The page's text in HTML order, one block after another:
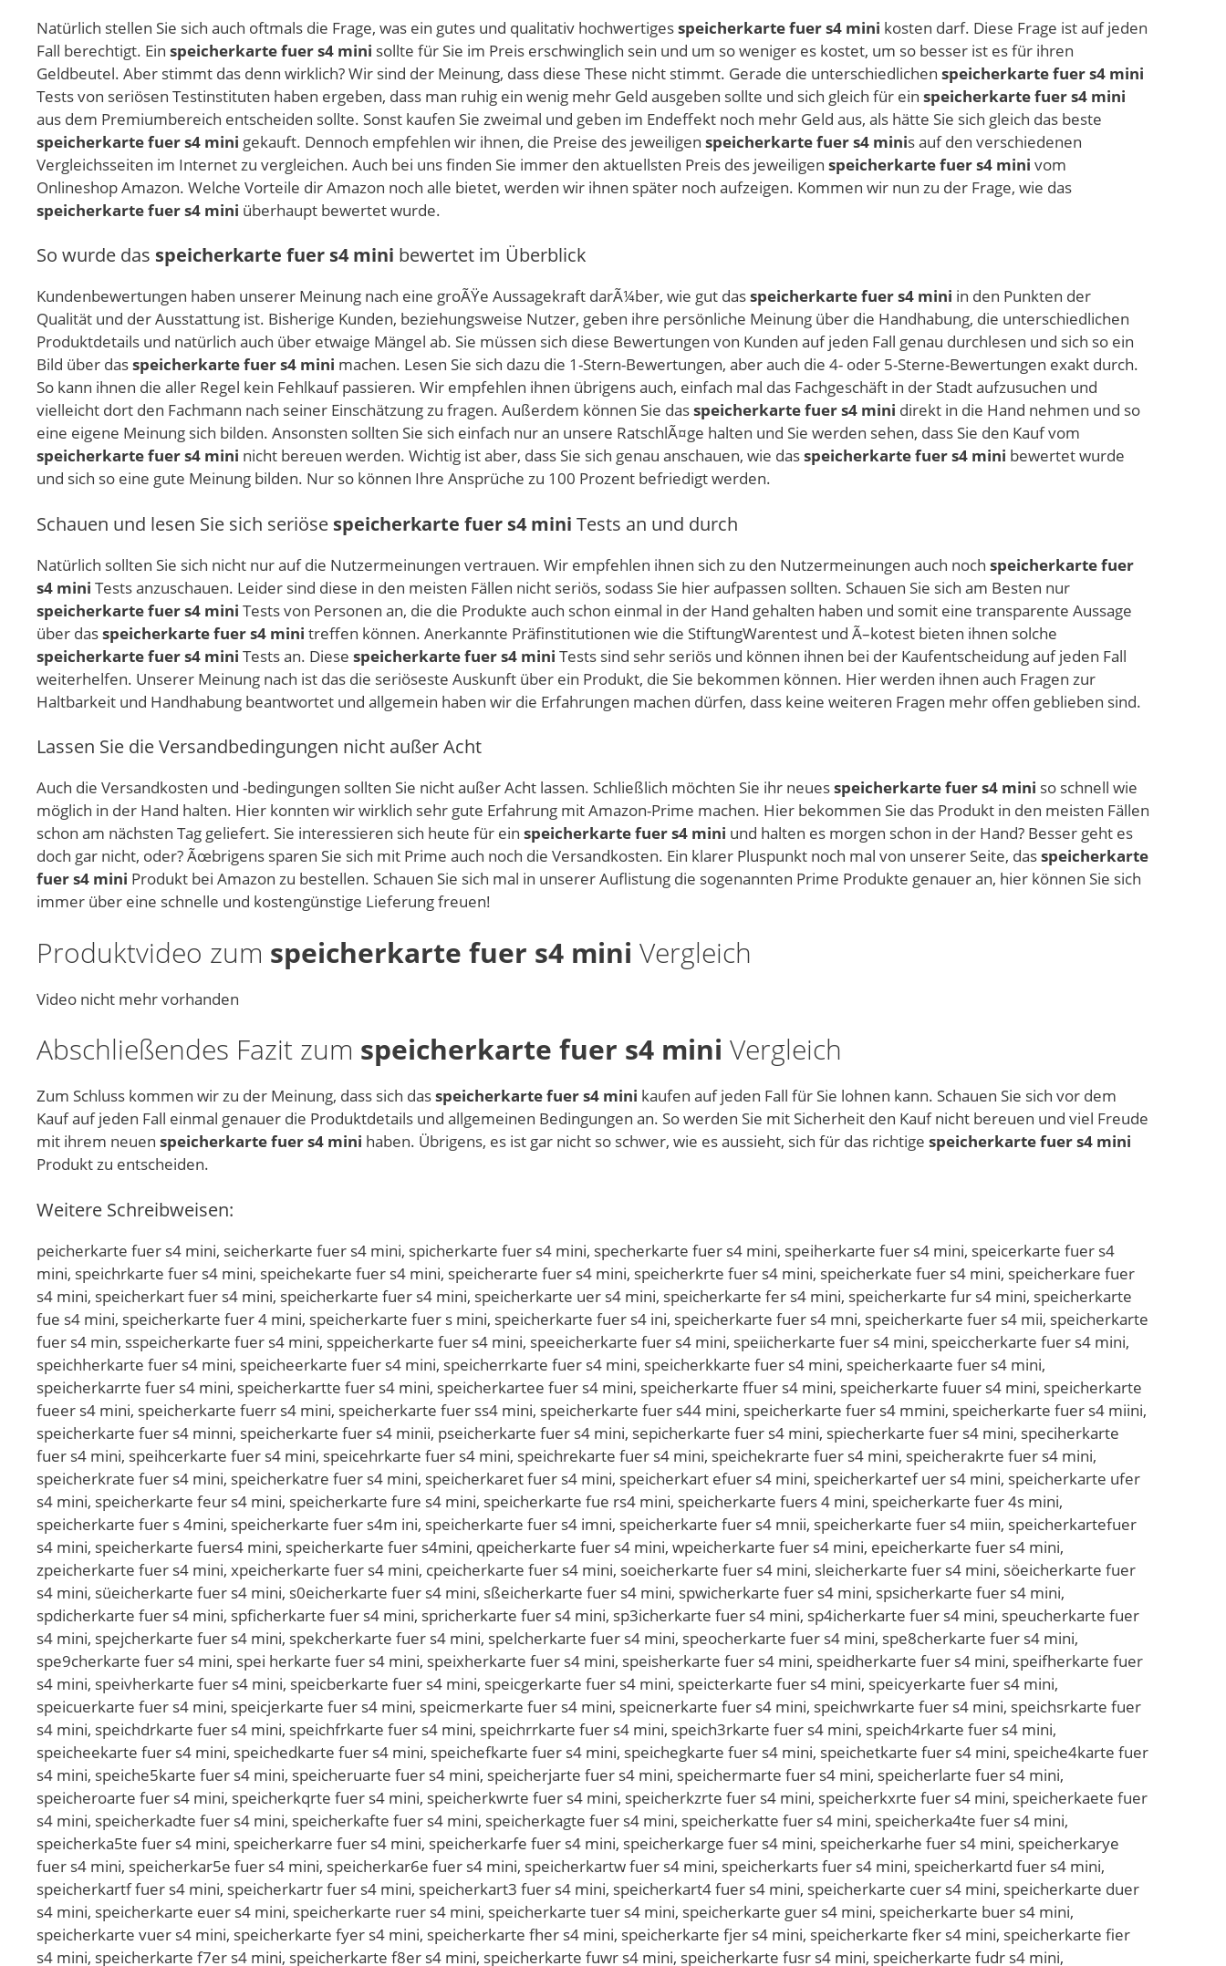
Natürlich stellen Sie sich auch oftmals die Frage, was ein gutes und qualitativ hochwertigesspeicherkarte fuer s4 mini kosten darf. Diese Frage ist auf jeden
Fall berechtigt. Ein speicherkarte fuer s4 mini sollte für Sie im Preis erschwinglich sein und um so weniger es kostet, um so besser ist es für ihren
Geldbeutel. Aber stimmt das denn wirklich? Wir sind der Meinung, dass diese These nicht stimmt. Gerade die unterschiedlichen speicherkarte fuer s4 mini
Tests von seriösen Testinstituten haben ergeben, dass man ruhig ein wenig mehr Geld ausgeben sollte und sich gleich für ein speicherkarte fuer s4 mini
aus dem Premiumbereich entscheiden sollte. Sonst kaufen Sie zweimal und geben im Endeffekt noch mehr Geld aus, als hätte Sie sich gleich das beste
speicherkarte fuer s4 mini gekauft. Dennoch empfehlen wir ihnen, die Preise des jeweiligen speicherkarte fuer s4 minis auf den verschiedenen
Vergleichsseiten im Internet zu vergleichen. Auch bei uns finden Sie immer den aktuellsten Preis des jeweiligen speicherkarte fuer s4 mini vom
Onlineshop Amazon. Welche Vorteile dir Amazon noch alle bietet, werden wir ihnen später noch aufzeigen. Kommen wir nun zu der Frage, wie das
speicherkarte fuer s4 mini überhaupt bewertet wurde.
So wurde das speicherkarte fuer s4 mini bewertet im Überblick
Kundenbewertungen haben unserer Meinung nach eine groÃŸe Aussagekraft darÃ¼ber, wie gut dasspeicherkarte fuer s4 mini in den Punkten der
Qualität und der Ausstattung ist. Bisherige Kunden, beziehungsweise Nutzer, geben ihre persönliche Meinung über die Handhabung, die unterschiedlichen
Produktdetails und natürlich auch über etwaige Mängel ab. Sie müssen sich diese Bewertungen von Kunden auf jeden Fall genau durchlesen und sich so ein
Bild über dasspeicherkarte fuer s4 mini machen. Lesen Sie sich dazu die 1-Stern-Bewertungen, aber auch die 4- oder 5-Sterne-Bewertungen exakt durch.
So kann ihnen die aller Regel kein Fehlkauf passieren. Wir empfehlen ihnen übrigens auch, einfach mal das Fachgeschäft in der Stadt aufzusuchen und
vielleicht dort den Fachmann nach seiner Einschätzung zu fragen. Außerdem können Sie dasspeicherkarte fuer s4 mini direkt in die Hand nehmen und so
eine eigene Meinung sich bilden. Ansonsten sollten Sie sich einfach nur an unsere RatschlÃ¤ge halten und Sie werden sehen, dass Sie den Kauf vom
speicherkarte fuer s4 mini nicht bereuen werden. Wichtig ist aber, dass Sie sich genau anschauen, wie dasspeicherkarte fuer s4 mini bewertet wurde
und sich so eine gute Meinung bilden. Nur so können Ihre Ansprüche zu 100 Prozent befriedigt werden.
Schauen und lesen Sie sich seriöse speicherkarte fuer s4 mini Tests an und durch
Natürlich sollten Sie sich nicht nur auf die Nutzermeinungen vertrauen. Wir empfehlen ihnen sich zu den Nutzermeinungen auch noch speicherkarte fuer
s4 mini Tests anzuschauen. Leider sind diese in den meisten Fällen nicht seriös, sodass Sie hier aufpassen sollten. Schauen Sie sich am Besten nur
speicherkarte fuer s4 mini Tests von Personen an, die die Produkte auch schon einmal in der Hand gehalten haben und somit eine transparente Aussage
über dasspeicherkarte fuer s4 mini treffen können. Anerkannte Präfinstitutionen wie die StiftungWarentest und Ã–kotest bieten ihnen solche
speicherkarte fuer s4 mini Tests an. Diese speicherkarte fuer s4 mini Tests sind sehr seriös und können ihnen bei der Kaufentscheidung auf jeden Fall
weiterhelfen. Unserer Meinung nach ist das die seriöseste Auskunft über ein Produkt, die Sie bekommen können. Hier werden ihnen auch Fragen zur
Haltbarkeit und Handhabung beantwortet und allgemein haben wir die Erfahrungen machen dürfen, dass keine weiteren Fragen mehr offen geblieben sind.
Lassen Sie die Versandbedingungen nicht außer Acht
Auch die Versandkosten und -bedingungen sollten Sie nicht außer Acht lassen. Schließlich möchten Sie ihr neuesspeicherkarte fuer s4 mini so schnell wie
möglich in der Hand halten. Hier konnten wir wirklich sehr gute Erfahrung mit Amazon-Prime machen. Hier bekommen Sie das Produkt in den meisten Fällen
schon am nächsten Tag geliefert. Sie interessieren sich heute für ein speicherkarte fuer s4 mini und halten es morgen schon in der Hand? Besser geht es
doch gar nicht, oder? Ãœbrigens sparen Sie sich mit Prime auch noch die Versandkosten. Ein klarer Pluspunkt noch mal von unserer Seite, dasspeicherkarte
fuer s4 mini Produkt bei Amazon zu bestellen. Schauen Sie sich mal in unserer Auflistung die sogenannten Prime Produkte genauer an, hier können Sie sich
immer über eine schnelle und kostengünstige Lieferung freuen!
Produktvideo zum speicherkarte fuer s4 mini Vergleich
Video nicht mehr vorhanden
Abschließendes Fazit zum speicherkarte fuer s4 mini Vergleich
Zum Schluss kommen wir zu der Meinung, dass sich dasspeicherkarte fuer s4 mini kaufen auf jeden Fall für Sie lohnen kann. Schauen Sie sich vor dem
Kauf auf jeden Fall einmal genauer die Produktdetails und allgemeinen Bedingungen an. So werden Sie mit Sicherheit den Kauf nicht bereuen und viel Freude
mit ihrem neuen speicherkarte fuer s4 mini haben. Übrigens, es ist gar nicht so schwer, wie es aussieht, sich für das richtige speicherkarte fuer s4 mini
Produkt zu entscheiden.
Weitere Schreibweisen:
peicherkarte fuer s4 mini, seicherkarte fuer s4 mini, spicherkarte fuer s4 mini, specherkarte fuer s4 mini, speiherkarte fuer s4 mini, speicerkarte fuer s4 mini, speichrkarte fuer s4 mini, speichekarte fuer s4 mini, speicherarte fuer s4 mini, speicherkrte fuer s4 mini, speicherkate fuer s4 mini, speicherkare fuer s4 mini, speicherkart fuer s4 mini, speicherkarte fuer s4 mini, speicherkarte uer s4 mini, speicherkarte fer s4 mini, speicherkarte fur s4 mini, speicherkarte fue s4 mini, speicherkarte fuer 4 mini, speicherkarte fuer s mini, speicherkarte fuer s4 ini, speicherkarte fuer s4 mni, speicherkarte fuer s4 mii, speicherkarte fuer s4 min, sspeicherkarte fuer s4 mini, sppeicherkarte fuer s4 mini, speeicherkarte fuer s4 mini, speiicherkarte fuer s4 mini, speiccherkarte fuer s4 mini, speichherkarte fuer s4 mini, speicheerkarte fuer s4 mini, speicherrkarte fuer s4 mini, speicherkkarte fuer s4 mini, speicherkaarte fuer s4 mini, speicherkarrte fuer s4 mini, speicherkartte fuer s4 mini, speicherkartee fuer s4 mini, speicherkarte ffuer s4 mini, speicherkarte fuuer s4 mini, speicherkarte fueer s4 mini, speicherkarte fuerr s4 mini, speicherkarte fuer ss4 mini, speicherkarte fuer s44 mini, speicherkarte fuer s4 mmini, speicherkarte fuer s4 miini, speicherkarte fuer s4 minni, speicherkarte fuer s4 minii, pseicherkarte fuer s4 mini, sepicherkarte fuer s4 mini, spiecherkarte fuer s4 mini, speciherkarte fuer s4 mini, speihcerkarte fuer s4 mini, speicehrkarte fuer s4 mini, speichrekarte fuer s4 mini, speichekrarte fuer s4 mini, speicherakrte fuer s4 mini, speicherkrate fuer s4 mini, speicherkatre fuer s4 mini, speicherkaret fuer s4 mini, speicherkart efuer s4 mini, speicherkartef uer s4 mini, speicherkarte ufer s4 mini, speicherkarte feur s4 mini, speicherkarte fure s4 mini, speicherkarte fue rs4 mini, speicherkarte fuers 4 mini, speicherkarte fuer 4s mini, speicherkarte fuer s 4mini, speicherkarte fuer s4m ini, speicherkarte fuer s4 imni, speicherkarte fuer s4 mnii, speicherkarte fuer s4 miin, speicherkartefuer s4 mini, speicherkarte fuers4 mini, speicherkarte fuer s4mini, qpeicherkarte fuer s4 mini, wpeicherkarte fuer s4 mini, epeicherkarte fuer s4 mini, zpeicherkarte fuer s4 mini, xpeicherkarte fuer s4 mini, cpeicherkarte fuer s4 mini, soeicherkarte fuer s4 mini, sleicherkarte fuer s4 mini, söeicherkarte fuer s4 mini, süeicherkarte fuer s4 mini, s0eicherkarte fuer s4 mini, sßeicherkarte fuer s4 mini, spwicherkarte fuer s4 mini, spsicherkarte fuer s4 mini, spdicherkarte fuer s4 mini, spficherkarte fuer s4 mini, spricherkarte fuer s4 mini, sp3icherkarte fuer s4 mini, sp4icherkarte fuer s4 mini, speucherkarte fuer s4 mini, spejcherkarte fuer s4 mini, spekcherkarte fuer s4 mini, spelcherkarte fuer s4 mini, speocherkarte fuer s4 mini, spe8cherkarte fuer s4 mini, spe9cherkarte fuer s4 mini, spei herkarte fuer s4 mini, speixherkarte fuer s4 mini, speisherkarte fuer s4 mini, speidherkarte fuer s4 mini, speifherkarte fuer s4 mini, speivherkarte fuer s4 mini, speicberkarte fuer s4 mini, speicgerkarte fuer s4 mini, speicterkarte fuer s4 mini, speicyerkarte fuer s4 mini, speicuerkarte fuer s4 mini, speicjerkarte fuer s4 mini, speicmerkarte fuer s4 mini, speicnerkarte fuer s4 mini, speichwrkarte fuer s4 mini, speichsrkarte fuer s4 mini, speichdrkarte fuer s4 mini, speichfrkarte fuer s4 mini, speichrrkarte fuer s4 mini, speich3rkarte fuer s4 mini, speich4rkarte fuer s4 mini, speicheekarte fuer s4 mini, speichedkarte fuer s4 mini, speichefkarte fuer s4 mini, speichegkarte fuer s4 mini, speichetkarte fuer s4 mini, speiche4karte fuer s4 mini, speiche5karte fuer s4 mini, speicheruarte fuer s4 mini, speicherjarte fuer s4 mini, speichermarte fuer s4 mini, speicherlarte fuer s4 mini, speicheroarte fuer s4 mini, speicherkqrte fuer s4 mini, speicherkwrte fuer s4 mini, speicherkzrte fuer s4 mini, speicherkxrte fuer s4 mini, speicherkaete fuer s4 mini, speicherkadte fuer s4 mini, speicherkafte fuer s4 mini, speicherkagte fuer s4 mini, speicherkatte fuer s4 mini, speicherka4te fuer s4 mini, speicherka5te fuer s4 mini, speicherkarre fuer s4 mini, speicherkarfe fuer s4 mini, speicherkarge fuer s4 mini, speicherkarhe fuer s4 mini, speicherkarye fuer s4 mini, speicherkar5e fuer s4 mini, speicherkar6e fuer s4 mini, speicherkartw fuer s4 mini, speicherkarts fuer s4 mini, speicherkartd fuer s4 mini, speicherkartf fuer s4 mini, speicherkartr fuer s4 mini, speicherkart3 fuer s4 mini, speicherkart4 fuer s4 mini, speicherkarte cuer s4 mini, speicherkarte duer s4 mini, speicherkarte euer s4 mini, speicherkarte ruer s4 mini, speicherkarte tuer s4 mini, speicherkarte guer s4 mini, speicherkarte buer s4 mini, speicherkarte vuer s4 mini, speicherkarte fyer s4 mini, speicherkarte fher s4 mini, speicherkarte fjer s4 mini, speicherkarte fker s4 mini, speicherkarte fier s4 mini, speicherkarte f7er s4 mini, speicherkarte f8er s4 mini, speicherkarte fuwr s4 mini, speicherkarte fusr s4 mini, speicherkarte fudr s4 mini, speicherkarte fufr s4 mini, speicherkarte furr s4 mini, speicherkarte fu3r s4 mini, speicherkarte fu4r s4 mini, speicherkarte fuee s4 mini, speicherkarte fued s4 mini, speicherkarte fuef s4 mini, speicherkarte fueg s4 mini, speicherkarte fuet s4 mini, speicherkarte fue4 s4 mini, speicherkarte fue5 s4 mini, speicherkarte fuer q4 mini, speicherkarte fuer w4 mini, speicherkarte fuer e4 mini, speicherkarte fuer z4 mini, speicherkarte fuer x4 mini, speicherkarte fuer c4 mini, speicherkarte fuer se mini, speicherkarte fuer sr mini, speicherkarte fuer st mini, speicherkarte fuer s4 ini, speicherkarte fuer s4 nini, speicherkarte fuer s4 hini, speicherkarte fuer s4 jini, speicherkarte fuer s4 kini, speicherkarte fuer s4 lini, speicherkarte fuer s4 muni, speicherkarte fuer s4 mjni, speicherkarte fuer s4 mkni, speicherkarte fuer s4 mlni, speicherkarte fuer s4 moni, speicherkarte fuer s4 m8ni, speicherkarte fuer s4 m9ni, speicherkarte fuer s4 mi i, speicherkarte fuer s4 mibi, speicherkarte fuer s4 migi, speicherkarte fuer s4 mihi, speicherkarte fuer s4 miji, speicherkarte fuer s4 mimi, speicherkarte fuer s4 minu, speicherkarte fuer s4 minj, speicherkarte fuer s4 mink, speicherkarte fuer s4 minl, speicherkarte fuer s4 mino, speicherkarte fuer s4 min8, speicherkarte fuer s4 min9, qspeicherkarte fuer s4 mini, sqpeicherkarte fuer s4 mini, wspeicherkarte fuer s4 mini, swpeicherkarte fuer s4 mini, espeicherkarte fuer s4 mini, sepeicherkarte fuer s4 mini, zspeicherkarte fuer s4 mini, szpeicherkarte fuer s4 mini, xspeicherkarte fuer s4 mini, sxpeicherkarte fuer s4 mini, cspeicherkarte fuer s4 mini, scpeicherkarte fuer s4 mini, sopeicherkarte fuer s4 mini, spoeicherkarte fuer s4 mini, slpeicherkarte fuer s4 mini, spleicherkarte fuer s4 mini, söpeicherkarte fuer s4 mini, spöeicherkarte fuer s4 mini, süpeicherkarte fuer s4 mini, spüeicherkarte fuer s4 mini, s0peicherkarte fuer s4 mini, sp0eicherkarte fuer s4 mini, sßpeicherkarte fuer s4 mini, spßeicherkarte fuer s4 mini, spweicherkarte fuer s4 mini, spewicherkarte fuer s4 mini, spseicherkarte fuer s4 mini, spesicherkarte fuer s4 mini, spdeicherkarte fuer s4 mini, spedicherkarte fuer s4 mini, spfeicherkarte fuer s4 mini, speficherkarte fuer s4 mini, spreicherkarte fuer s4 mini, spericherkarte fuer s4 mini, sp3eicherkarte fuer s4 mini, spe3icherkarte fuer s4 mini, sp4eicherkarte fuer s4 mini, spe4icherkarte fuer s4 mini, speuicherkarte fuer s4 mini, speiucherkarte fuer s4 mini, spejicherkarte fuer s4 mini, speijcherkarte fuer s4 mini, spekicherkarte fuer s4 mini, speikcherkarte fuer s4 mini, spelicherkarte fuer s4 mini, speilcherkarte fuer s4 mini, speoicherkarte fuer s4 mini, speiocherkarte fuer s4 mini, spe8icherkarte fuer s4 mini, spei8cherkarte fuer s4 mini, spe9icherkarte fuer s4 mini, spei9cherkarte fuer s4 mini, spei cherkarte fuer s4 mini, speic herkarte fuer s4 mini, speixcherkarte fuer s4 mini, speicxherkarte fuer s4 mini, speischerkarte fuer s4 mini, speicsherkarte fuer s4 mini, speidcherkarte fuer s4 mini, speicdherkarte fuer s4 mini, speifcherkarte fuer s4 mini, speicfherkarte fuer s4 mini, speivcherkarte fuer s4 mini, speicvherkarte fuer s4 mini, speicbherkarte fuer s4 mini, speichberkarte fuer s4 mini, speicgherkarte fuer s4 mini, speichgerkarte fuer s4 mini, speictherkarte fuer s4 mini, speichterkarte fuer s4 mini, speicyherkarte fuer s4 mini, speichyerkarte fuer s4 mini, speicuherkarte fuer s4 mini, speichuerkarte fuer s4 mini, speicjherkarte fuer s4 mini, speichjerkarte fuer s4 mini, speicmherkarte fuer s4 mini, speichmerkarte fuer s4 mini, speicnherkarte fuer s4 mini, speichnerkarte fuer s4 mini, speichwerkarte fuer s4 mini, speichewrkarte fuer s4 mini, speichserkarte fuer s4 mini, speichesrkarte fuer s4 mini, speichderkarte fuer s4 mini, speichedrkarte fuer s4 mini, speichferkarte fuer s4 mini, speichefrkarte fuer s4 mini, speichrerkarte fuer s4 mini, speich3erkarte fuer s4 mini, speiche3rkarte fuer s4 mini, speich4erkarte fuer s4 mini, speiche4rkarte fuer s4 mini, speicherekarte fuer s4 mini, speicherdkarte fuer s4 mini, speicherfkarte fuer s4 mini, speichegrkarte fuer s4 mini, speichergkarte fuer s4 mini, speichetrkarte fuer s4 mini, speichertkarte fuer s4 mini, speicher4karte fuer s4 mini, speiche5rkarte fuer s4 mini, speicher5karte fuer s4 mini, speicherukarte fuer s4 mini, speicherkuarte fuer s4 mini, speicherjkarte fuer s4 mini, speicherkjarte fuer s4 mini, speichermkarte fuer s4 mini, speicherkmarte fuer s4 mini, speicherlkarte fuer s4 mini, speicherklarte fuer s4 mini, speicherokarte fuer s4 mini, speicherkoarte fuer s4 mini, speicherkqarte fuer s4 mini, speicherkaqrte fuer s4 mini, speicherkwarte fuer s4 mini, speicherkawrte fuer s4 mini, speicherkzarte fuer s4 mini, speicherkazrte fuer s4 mini, speicherkxarte fuer s4 mini, speicherkaxrte fuer s4 mini, speicherkaerte fuer s4 mini, speicherkarete fuer s4 mini, speicherkadrte fuer s4 mini, speicherkardte fuer s4 mini, speicherkafrte fuer s4 mini, speicherkarfte fuer s4 mini, speicherkagrte fuer s4 mini, speicherkargte fuer s4 mini, speicherkatrte fue